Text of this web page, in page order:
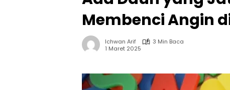
Membenci Angin
Ichwan Arif
3 Min Baca
1 Maret 2025